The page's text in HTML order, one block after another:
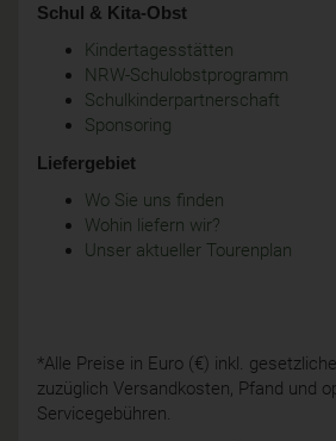
Schul & Kita-Obst
Kindertagesstätten
NRW-Schulobstprogramm
Schulkinderpartnerschaft
Sponsoring
Liefergebiet
Wo Sie uns finden
Wohin liefern wir?
Unser aktueller Tourenplan
*Alle Preise in Euro (€) inkl.
zuzüglich Versandkosten, Pfand und
Servicegebühren.